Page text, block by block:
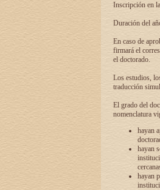
Inscripción en
Duración del
En caso de
firmará el
el doctorado.
Los estudios,
traducción
El grado del
nomenclatura
hayan
hayan
hayan